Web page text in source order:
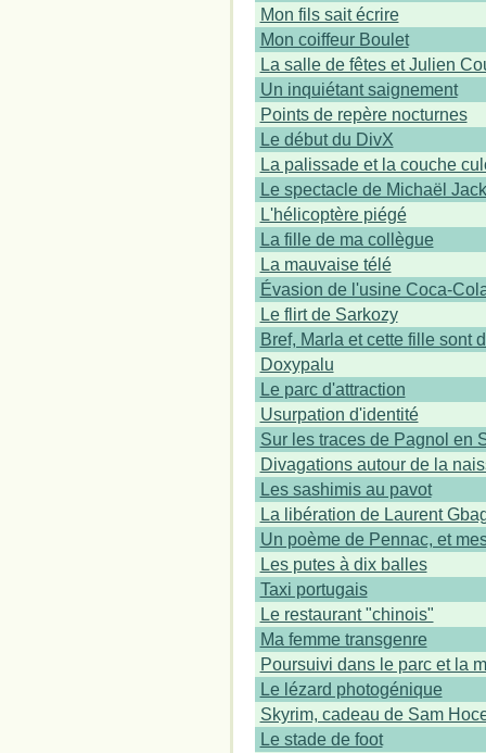
Mon fils sait écrire
Mon coiffeur Boulet
La salle de fêtes et Julien
Un inquiétant saignement
Points de repère nocturnes
Le début du DivX
La palissade et la couche
Le spectacle de Michaël
L'hélicoptère piégé
La fille de ma collègue
La mauvaise télé
Évasion de l'usine Coca-
Le flirt de Sarkozy
Bref, Marla et cette fille sont
Doxypalu
Le parc d'attraction
Usurpation d'identité
Sur les traces de Pagnol en
Divagations autour de la
Les sashimis au pavot
La libération de Laurent
Un poème de Pennac, et
Les putes à dix balles
Taxi portugais
Le restaurant "chinois"
Ma femme transgenre
Poursuivi dans le parc et la
Le lézard photogénique
Skyrim, cadeau de Sam
Le stade de foot